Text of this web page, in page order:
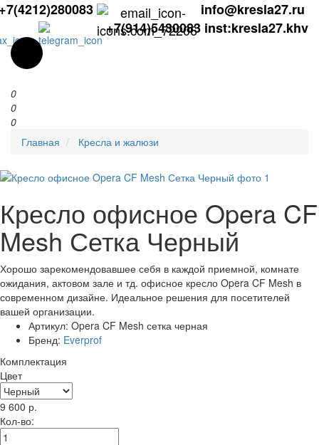
info@kresla27.ru
+7(914)5430083 inst:kresla27.khv
0
0
0
Главная
Кресла и жалюзи
Кресло офисное Opera CF
Mesh Сетка Черный
Хорошо зарекомендовавшее себя в каждой приемной, комнате
ожидания, актовом зале и тд. офисное кресло Opera CF Mesh в
современном дизайне. Идеальное решения для посетителей
вашей организации.
Артикул: Opera CF Mesh сетка черная
Бренд: Everprof
Комплектация
Цвет
9 600 р.
Кол-во: